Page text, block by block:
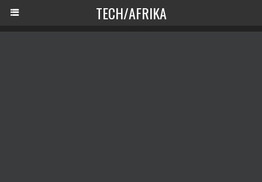
TECH/AFRIKA